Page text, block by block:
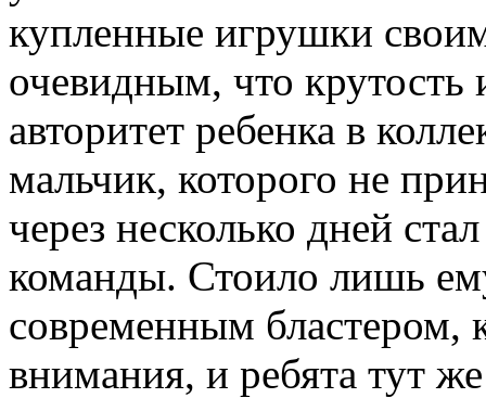
купленные игрушки
очевидным, что
авторитет ребенка в
мальчик, которого не
через несколько дней
команды. Стоило лишь
современным бластером,
внимания, и ребята тут